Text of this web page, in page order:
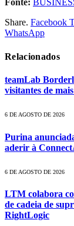
Fonte:
Share. Facebook
WhatsApp
Relacionados
teamLab
visitantes de
6 DE AGOSTO DE 2026
Purina
aderir à
6 DE AGOSTO DE 2026
LTM colabora
de cadeia de
RightLogic